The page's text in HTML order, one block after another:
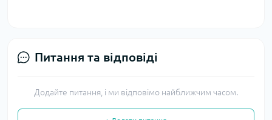
Питання та відповіді
Додайте питання, і ми відповімо найближчим часом.